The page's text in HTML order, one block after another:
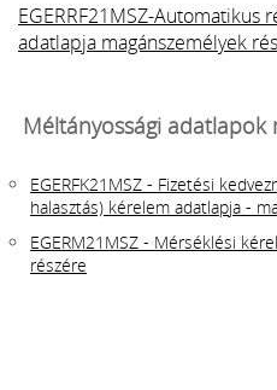
EGERRF21MSZ-Automatikus
adatlapja magánszemélyek
Méltányossági adatlapok
EGERFK21MSZ - Fizetési
halasztás) kérelem adatlapja -
EGERM21MSZ - Mérséklési
részére